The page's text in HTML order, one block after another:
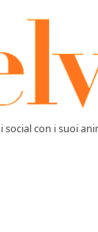
social con i suoi